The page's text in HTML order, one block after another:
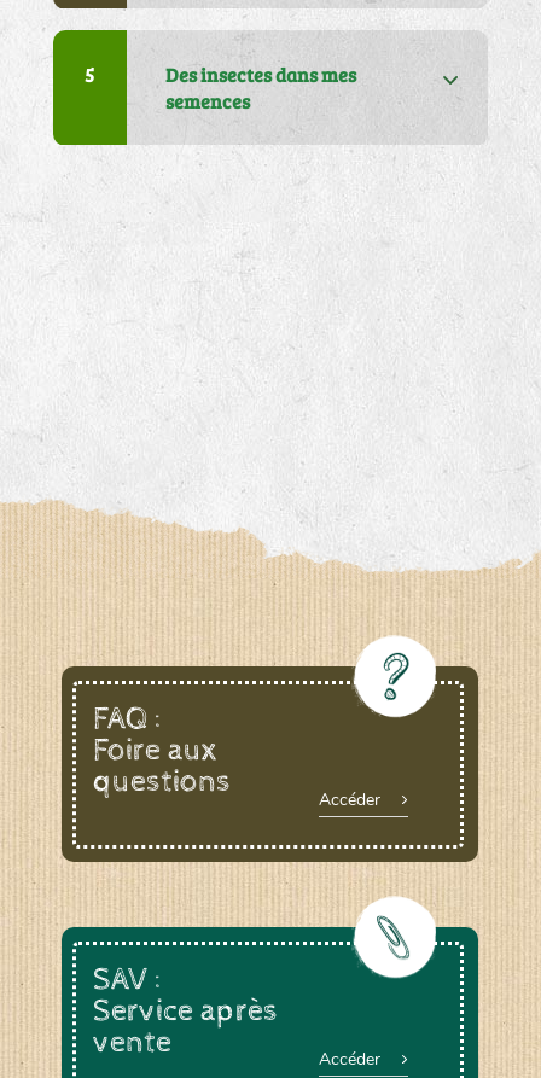
5
Des insectes dans mes
semences
articles dans mon colis
J'ai un problème sur ma
facture
J'attends ma commande, je
ne l'ai pas reçue
FAQ :
Foire aux
questions
Accéder
SAV :
Service après
vente
Accéder